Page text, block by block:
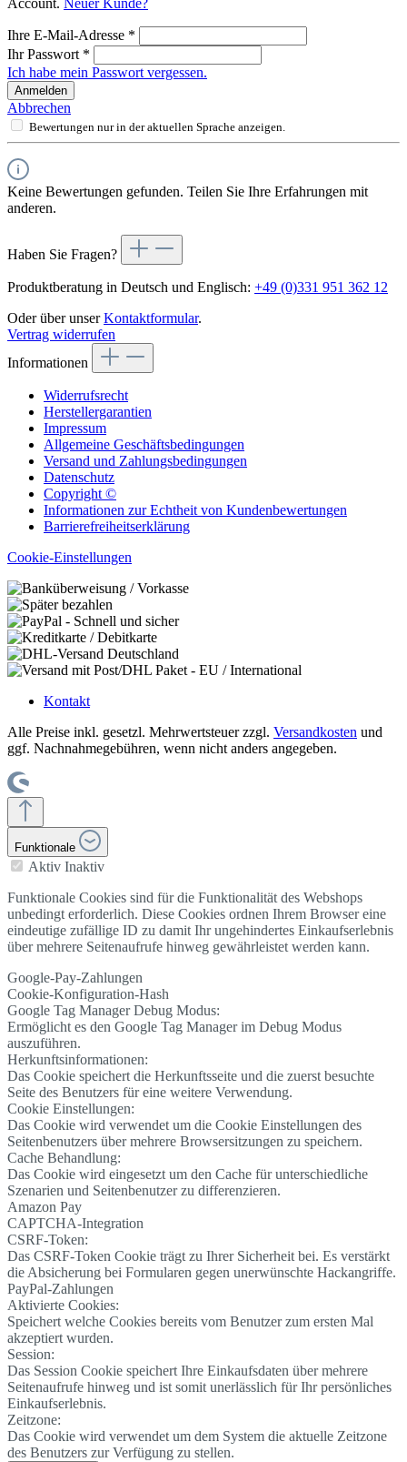
Account. Neuer Kunde?
Ihre E-Mail-Adresse *
Ihr Passwort *
Ich habe mein Passwort vergessen.
Anmelden
Abbrechen
Bewertungen nur in der aktuellen Sprache anzeigen.
Keine Bewertungen gefunden. Teilen Sie Ihre Erfahrungen mit
anderen.
Haben Sie Fragen?
Produktberatung in Deutsch und Englisch: +49 (0)331 951 362 12
Oder über unserKontaktformular.
Vertrag widerrufen
Informationen
Widerrufsrecht
Herstellergarantien
Impressum
Allgemeine Geschäftsbedingungen
Versand und Zahlungsbedingungen
Datenschutz
Copyright ©
Informationen zur Echtheit von Kundenbewertungen
Barrierefreiheitserklärung
Cookie-Einstellungen
Kontakt
Alle Preise inkl. gesetzl. Mehrwertsteuer zzgl. Versandkosten und
ggf. Nachnahmegebühren, wenn nicht anders angegeben.
Funktionale
Aktiv Inaktiv
Funktionale Cookies sind für die Funktionalität des Webshops
unbedingt erforderlich. Diese Cookies ordnen Ihrem Browser eine
eindeutige zufällige ID zu damit Ihr ungehindertes Einkaufserlebnis
über mehrere Seitenaufrufe hinweg gewährleistet werden kann.
Google-Pay-Zahlungen
Cookie-Konfiguration-Hash
Google Tag Manager Debug Modus:
Ermöglicht es den Google Tag Manager im Debug Modus
auszuführen.
Herkunftsinformationen:
Das Cookie speichert die Herkunftsseite und die zuerst besuchte
Seite des Benutzers für eine weitere Verwendung.
Cookie Einstellungen:
Das Cookie wird verwendet um die Cookie Einstellungen des
Seitenbenutzers über mehrere Browsersitzungen zu speichern.
Cache Behandlung:
Das Cookie wird eingesetzt um den Cache für unterschiedliche
Szenarien und Seitenbenutzer zu differenzieren.
Amazon Pay
CAPTCHA-Integration
CSRF-Token:
Das CSRF-Token Cookie trägt zu Ihrer Sicherheit bei. Es verstärkt
die Absicherung bei Formularen gegen unerwünschte Hackangriffe.
PayPal-Zahlungen
Aktivierte Cookies:
Speichert welche Cookies bereits vom Benutzer zum ersten Mal
akzeptiert wurden.
Session:
Das Session Cookie speichert Ihre Einkaufsdaten über mehrere
Seitenaufrufe hinweg und ist somit unerlässlich für Ihr persönliches
Einkaufserlebnis.
Zeitzone:
Das Cookie wird verwendet um dem System die aktuelle Zeitzone
des Benutzers zur Verfügung zu stellen.